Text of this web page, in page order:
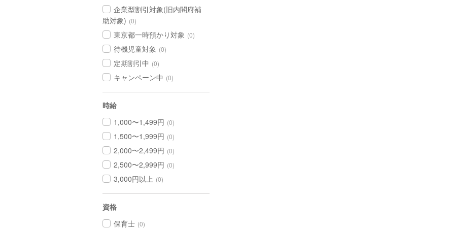
企業型割引対象(旧内閣府補
助対象) (0)
東京都一時預かり対象 (0)
待機児童対象 (0)
定期割引中 (0)
キャンペーン中 (0)
時給
1,000〜1,499円 (0)
1,500〜1,999円 (0)
2,000〜2,499円 (0)
2,500〜2,999円 (0)
3,000円以上 (0)
資格
保育士 (0)